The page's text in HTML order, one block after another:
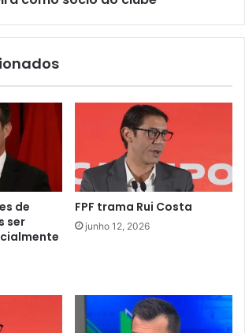
de
ser
FPF trama Rui Costa
junho 12, 2026